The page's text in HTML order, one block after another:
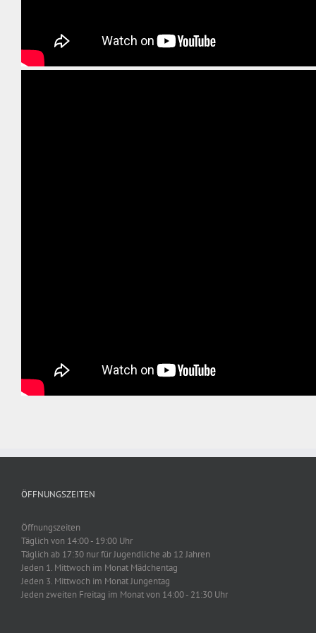
ÖFFNUNGSZEITEN
Öffnungszeiten
Täglich von 14:00 - 19:00 Uhr
Täglich ab 17:30 nur für Jugendliche ab 12 Jahren
Jeden 1. Mittwoch im Monat Mädchentag
Jeden 3. Mittwoch im Monat Jungentag
Jeden zweiten Freitag im Monat von 14:00 - 21:30 Uhr